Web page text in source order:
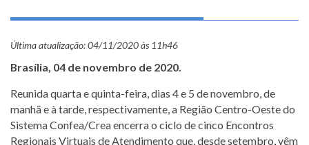
Conosco
e
Prestação
de
Contas
Última atualização:04/11/2020 às 11h46
Brasília, 04 de novembro de 2020.
Reunida quarta e quinta-feira, dias 4 e 5 de novembro, de
manhã e à tarde, respectivamente, a Região Centro-Oeste do
Sistema Confea/Crea encerra o ciclo de cinco Encontros
Regionais Virtuais de Atendimento que, desde setembro, vêm